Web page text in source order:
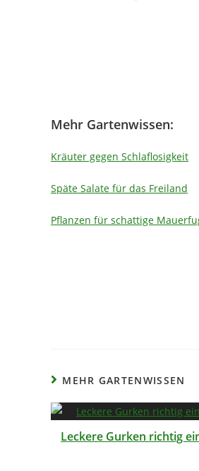
Mehr Gartenwissen:
Kräuter gegen Schlaflosigkeit
Späte Salate für das Freiland
Pflanzen für schattige
MEHR GARTENWISSEN
Leckere Gurken richtig